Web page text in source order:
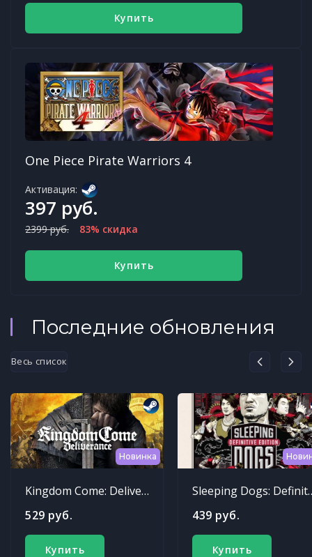
Купить
One Piece Pirate Warriors 4
Активация:
397 руб.
2399 руб. 83% скидка
Купить
Последние обновления
Весь список
Новинка
Kingdom Come: Deliverance
529 руб.
Купить
Sleeping
439 руб.
Купить